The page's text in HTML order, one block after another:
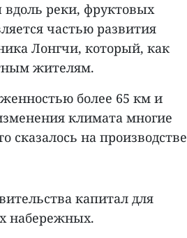
вдоль реки, фруктовых
частью развития
Лонгчи, который, как
жителям.
более 65 км и
климата многие
сказалось на производстве
капитал для
набережных.